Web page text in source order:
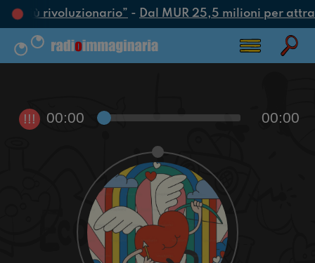
più rivoluzionario”- Dal MUR 25,5 milioni per
!!! 00:00 00:00